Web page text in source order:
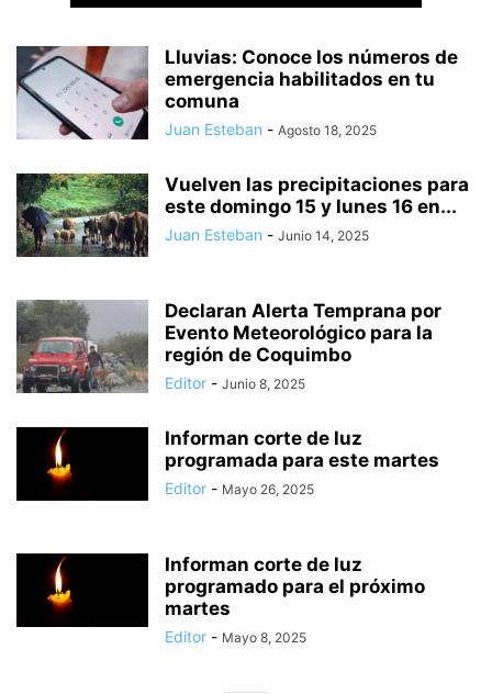
Lluvias: Conoce los números de
emergencia habilitados en tu
comuna
Juan Esteban - Agosto 18, 2025
Vuelven las precipitaciones para
este domingo 15 y lunes 16 en...
Juan Esteban - Junio 14, 2025
Declaran Alerta Temprana por
Evento Meteorológico para la
región de Coquimbo
Editor - Junio 8, 2025
Informan corte de luz
programada para este martes
Editor - Mayo 26, 2025
Informan corte de luz
programado para el próximo
martes
Editor - Mayo 8, 2025